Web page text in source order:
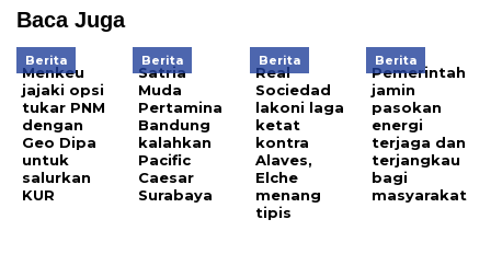
Baca Juga
Berita
Menkeu
jajaki opsi
tukar PNM
dengan
Geo Dipa
untuk
salurkan
KUR
Berita
Satria
Muda
Pertamina
Bandung
kalahkan
Pacific
Caesar
Surabaya
Berita
Real
Sociedad
lakoni laga
ketat
kontra
Alaves,
Elche
menang
tipis
Berita
Pemerintah
jamin
pasokan
energi
terjaga dan
terjangkau
bagi
masyarakat